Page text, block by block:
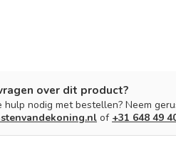
over dit product?
hulp nodig met bestellen? Neem
of +31 648 49